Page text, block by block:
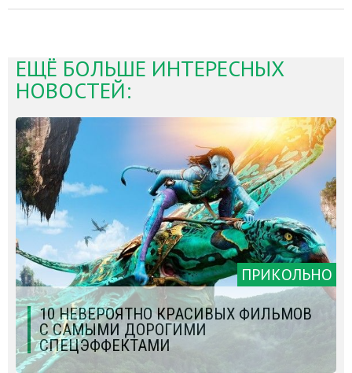
ЕЩЁ БОЛЬШЕ ИНТЕРЕСНЫХ
НОВОСТЕЙ:
ПРИКОЛЬНО
10 НЕВЕРОЯТНО КРАСИВЫХ ФИЛЬМОВ
С САМЫМИ ДОРОГИМИ
СПЕЦЭФФЕКТАМИ